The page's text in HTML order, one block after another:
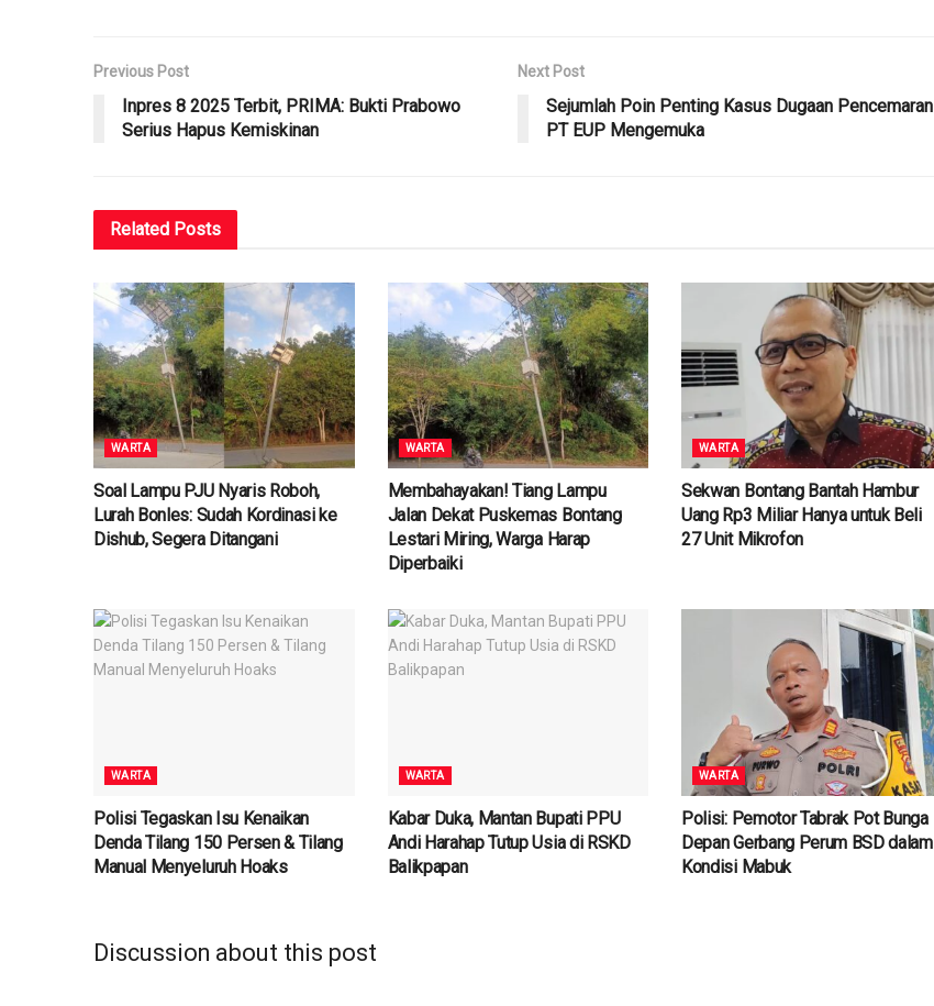
Previous Post
Inpres 8 2025 Terbit, PRIMA: Bukti Prabowo
Serius Hapus Kemiskinan
Next Post
Sejumlah Poin Penting Kasus Dugaan Pencemaran
PT EUP Mengemuka
Related Posts
WARTA
Soal Lampu PJU Nyaris Roboh,
Lurah Bonles: Sudah Kordinasi ke
Dishub, Segera Ditangani
WARTA
Membahayakan! Tiang Lampu
Jalan Dekat Puskemas Bontang
Lestari Miring, Warga Harap
Diperbaiki
WARTA
Sekwan Bontang Bantah Hambur
Uang Rp3 Miliar Hanya untuk Beli
27 Unit Mikrofon
WARTA
Polisi Tegaskan Isu Kenaikan
Denda Tilang 150 Persen & Tilang
Manual Menyeluruh Hoaks
WARTA
Kabar Duka, Mantan Bupati PPU
Andi Harahap Tutup Usia di RSKD
Balikpapan
WARTA
Polisi: Pemotor Tabrak Pot Bunga
Depan Gerbang Perum BSD dalam
Kondisi Mabuk
Discussion about this post